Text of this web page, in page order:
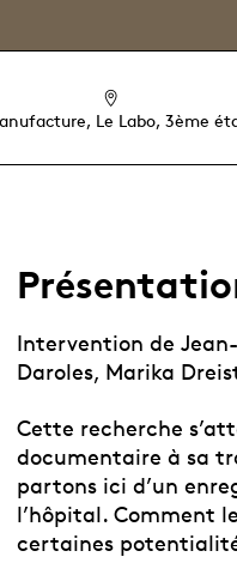
Le Labo, 3ème
Intervention de
Daroles, Marika
Cette recherche
documentaire à sa
partons ici d’un
l’hôpital. Comment
certaines